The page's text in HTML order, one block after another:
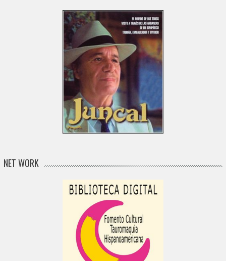
NET WORK